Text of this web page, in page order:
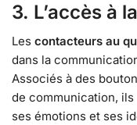
3. L’accès à
Les contacteurs au
dans la
Associés à des
de communication, ils
ses émotions et ses